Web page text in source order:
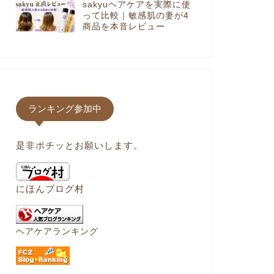
sakyuヘアケアを実際に使
って比較｜敏感肌の妻が4
商品を本音レビュー
ランキング参加中
是非ポチッとお願いします。
にほんブログ村
ヘアケアランキング